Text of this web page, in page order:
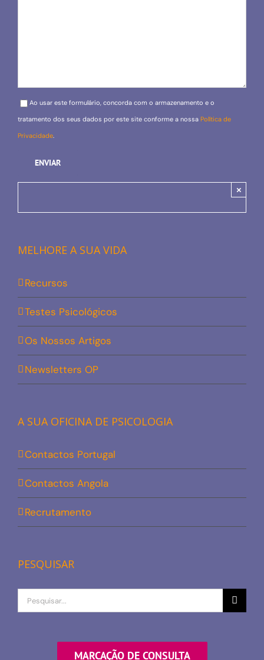
Please leave this field empty.
Ao usar este formulário, concorda com o armazenamento e o
tratamento dos seus dados por este site conforme a nossa Política de
Privacidade.
×
MELHORE A SUA VIDA
Recursos
Testes Psicológicos
Os Nossos Artigos
Newsletters OP
A SUA OFICINA DE PSICOLOGIA
Contactos Portugal
Contactos Angola
Recrutamento
PESQUISAR
Procurar
por
MARCAÇÃO DE CONSULTA